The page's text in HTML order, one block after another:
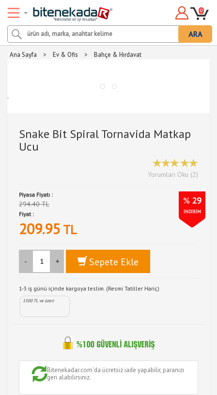
ARA
0
Ana Sayfa > Ev & Ofis > Bahçe & Hırdavat
.
Snake Bit Spiral Tornavida Matkap
Ucu
Yorumları Oku (2)
Piyasa Fiyatı :
294.40 TL % 29
İNDİRİM
Fiyat :
209.95 TL
- + Sepete Ekle
1-3 iş günü içinde kargoya teslim. (Resmi Tatiller Hariç)
1500 TL ve üzeri
Bitenekadar.com'da ücretsiz iade yapabilir, paranızı
geri alabilirsiniz.